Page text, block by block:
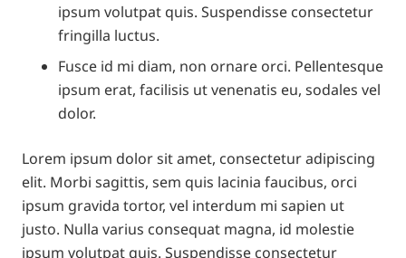
ipsum volutpat quis. Suspendisse consectetur
fringilla luctus.
Fusce id mi diam, non ornare orci. Pellentesque
ipsum erat, facilisis ut venenatis eu, sodales vel
dolor.
Lorem ipsum dolor sit amet, consectetur adipiscing
elit. Morbi sagittis, sem quis lacinia faucibus, orci
ipsum gravida tortor, vel interdum mi sapien ut
justo. Nulla varius consequat magna, id molestie
ipsum volutpat quis. Suspendisse consectetur